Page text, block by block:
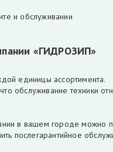
и обслуживании
«ГИДРОЗИП»
единицы ассортимента.
обслуживание техники
в вашем городе можно
послегарантийное